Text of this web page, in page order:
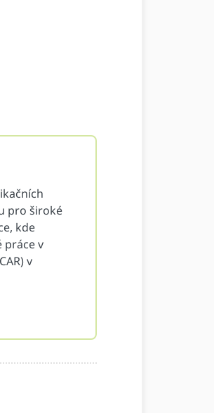
pro široké
kde
práce v
v